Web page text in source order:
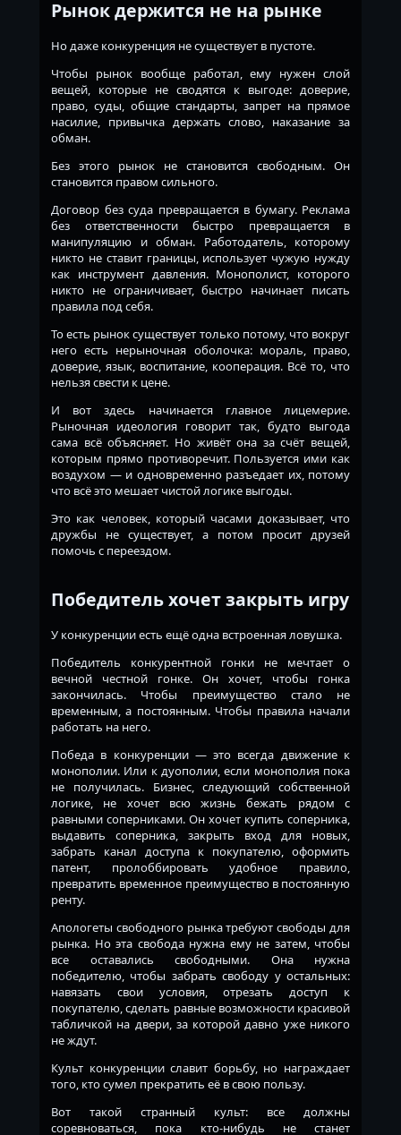
Рынок держится не на рынке
Но даже конкуренция не существует в пустоте.
Чтобы рынок вообще работал, ему нужен слой
вещей, которые не сводятся к выгоде: доверие,
право, суды, общие стандарты, запрет на прямое
насилие, привычка держать слово, наказание за
обман.
Без этого рынок не становится свободным. Он
становится правом сильного.
Договор без суда превращается в бумагу. Реклама
без ответственности быстро превращается в
манипуляцию и обман. Работодатель, которому
никто не ставит границы, использует чужую нужду
как инструмент давления. Монополист, которого
никто не ограничивает, быстро начинает писать
правила под себя.
То есть рынок существует только потому, что вокруг
него есть нерыночная оболочка: мораль, право,
доверие, язык, воспитание, кооперация. Всё то, что
нельзя свести к цене.
И вот здесь начинается главное лицемерие.
Рыночная идеология говорит так, будто выгода
сама всё объясняет. Но живёт она за счёт вещей,
которым прямо противоречит. Пользуется ими как
воздухом — и одновременно разъедает их, потому
что всё это мешает чистой логике выгоды.
Это как человек, который часами доказывает, что
дружбы не существует, а потом просит друзей
помочь с переездом.
Победитель хочет закрыть игру
У конкуренции есть ещё одна встроенная ловушка.
Победитель конкурентной гонки не мечтает о
вечной честной гонке. Он хочет, чтобы гонка
закончилась. Чтобы преимущество стало не
временным, а постоянным. Чтобы правила начали
работать на него.
Победа в конкуренции — это всегда движение к
монополии. Или к дуополии, если монополия пока
не получилась. Бизнес, следующий собственной
логике, не хочет всю жизнь бежать рядом с
равными соперниками. Он хочет купить соперника,
выдавить соперника, закрыть вход для новых,
забрать канал доступа к покупателю, оформить
патент, пролоббировать удобное правило,
превратить временное преимущество в постоянную
ренту.
Апологеты свободного рынка требуют свободы для
рынка. Но эта свобода нужна ему не затем, чтобы
все оставались свободными. Она нужна
победителю, чтобы забрать свободу у остальных:
навязать свои условия, отрезать доступ к
покупателю, сделать равные возможности красивой
табличкой на двери, за которой давно уже никого
не ждут.
Культ конкуренции славит борьбу, но награждает
того, кто сумел прекратить её в свою пользу.
Вот такой странный культ: все должны
соревноваться, пока кто-нибудь не станет